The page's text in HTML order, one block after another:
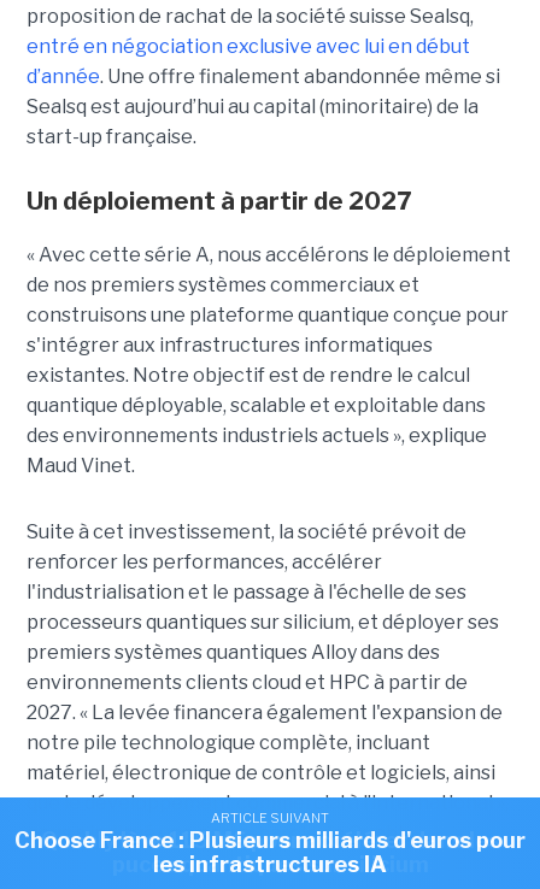
ARTICLE SUIVANT
Quobly lève 115 M€ pour accélérer dans les
puces quantiques sur silicium
proposition de rachat de la société suisse Sealsq,
entré en négociation exclusive avec lui en début
d’année. Une offre finalement abandonnée même si
Sealsq est aujourd’hui au capital (minoritaire) de la
start-up française.
Un déploiement à partir de 2027
« Avec cette série A, nous accélérons le déploiement
de nos premiers systèmes commerciaux et
construisons une plateforme quantique conçue pour
s'intégrer aux infrastructures informatiques
existantes. Notre objectif est de rendre le calcul
quantique déployable, scalable et exploitable dans
des environnements industriels actuels », explique
Maud Vinet.
Suite à cet investissement, la société prévoit de
renforcer les performances, accélérer
l'industrialisation et le passage à l'échelle de ses
processeurs quantiques sur silicium, et déployer ses
premiers systèmes quantiques Alloy dans des
environnements clients cloud et HPC à partir de
2027. « La levée financera également l'expansion de
notre pile technologique complète, incluant
matériel, électronique de contrôle et logiciels, ainsi
que le développement commercial à l’international »,
nous a indiqué une porte-parole de Quobly.
ARTICLE SUIVANT
Choose France : Plusieurs milliards d'euros pour
les infrastructures IA